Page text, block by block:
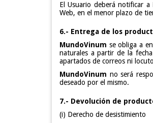
El Usuario deberá notificar a
Web, en el menor plazo de
6.- Entrega de los
MundoVinum se obliga a
naturales a partir de la
apartados de correos ni
MundoVinum no será
deseado por el mismo.
7.- Devolución de
(i) Derecho de desistimiento